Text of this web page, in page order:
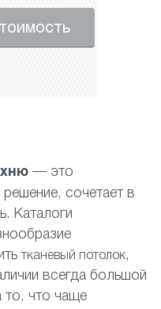
— это
сочетает в
Каталоги
тканевый потолок,
всегда большой
то, что чаще